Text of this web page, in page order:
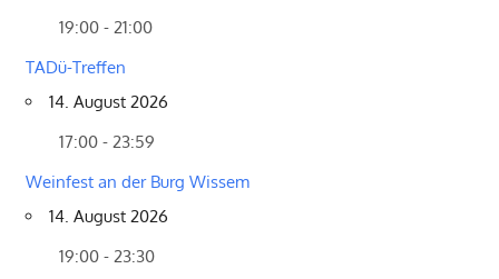
19:00 - 21:00
TADü-Treffen
14. August 2026
17:00 - 23:59
Weinfest an der Burg Wissem
14. August 2026
19:00 - 23:30